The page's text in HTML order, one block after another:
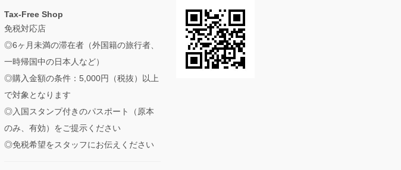
Tax-Free Shop
免税対応店
◎6ヶ月未満の滞在者（外国籍の旅行者、
一時帰国中の日本人など）
◎購入金額の条件：5,000円（税抜）以上
で対象となります
◎入国スタンプ付きのパスポート（原本
のみ、有効）をご提示ください
◎免税希望をスタッフにお伝えください